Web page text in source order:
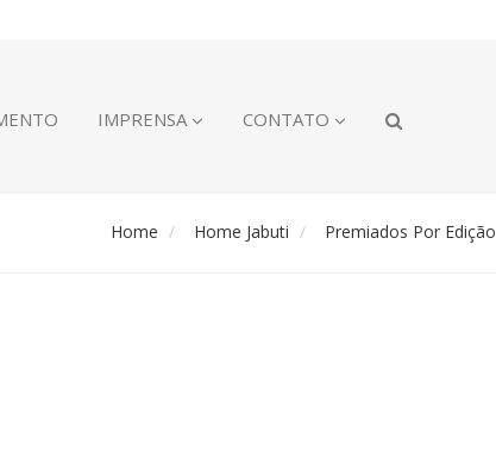
IMPRENSA CONTATO
Home Home Jabuti Premiados Por Edição